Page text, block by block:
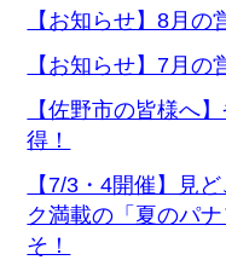
カ
ブ
【お知らせ】8月
【お知らせ】7月
【佐野市の皆様へ
得！
【7/3・4開催】見
ク満載の「夏のパ
そ！